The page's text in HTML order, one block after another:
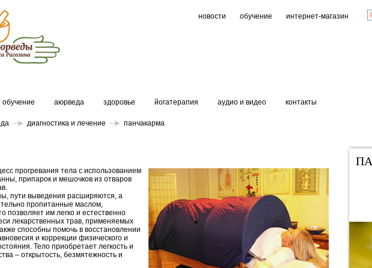
новости обучение интернет-магазин
обучение аюрведа здоровье йогатерапия аудио и видео контакты
диагностика и лечение панчакарма
прогревания тела с использованием
припарок и мешочков из отваров
пути выведения расширяются, а
пропитанные маслом,
позволяет им легко и естественно
лекарственных трав, применяемых
способны помочь в восстановлении
и коррекции физического и
Тело приобретает легкость и
– открытость, безмятежность и